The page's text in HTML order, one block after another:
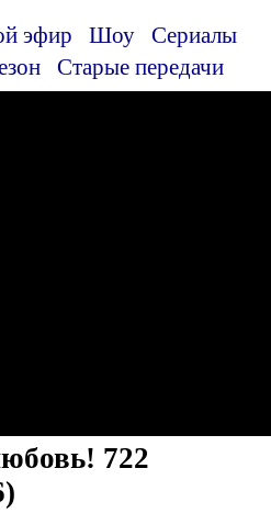
эфир Шоу
Сериалы
Старые передачи
722